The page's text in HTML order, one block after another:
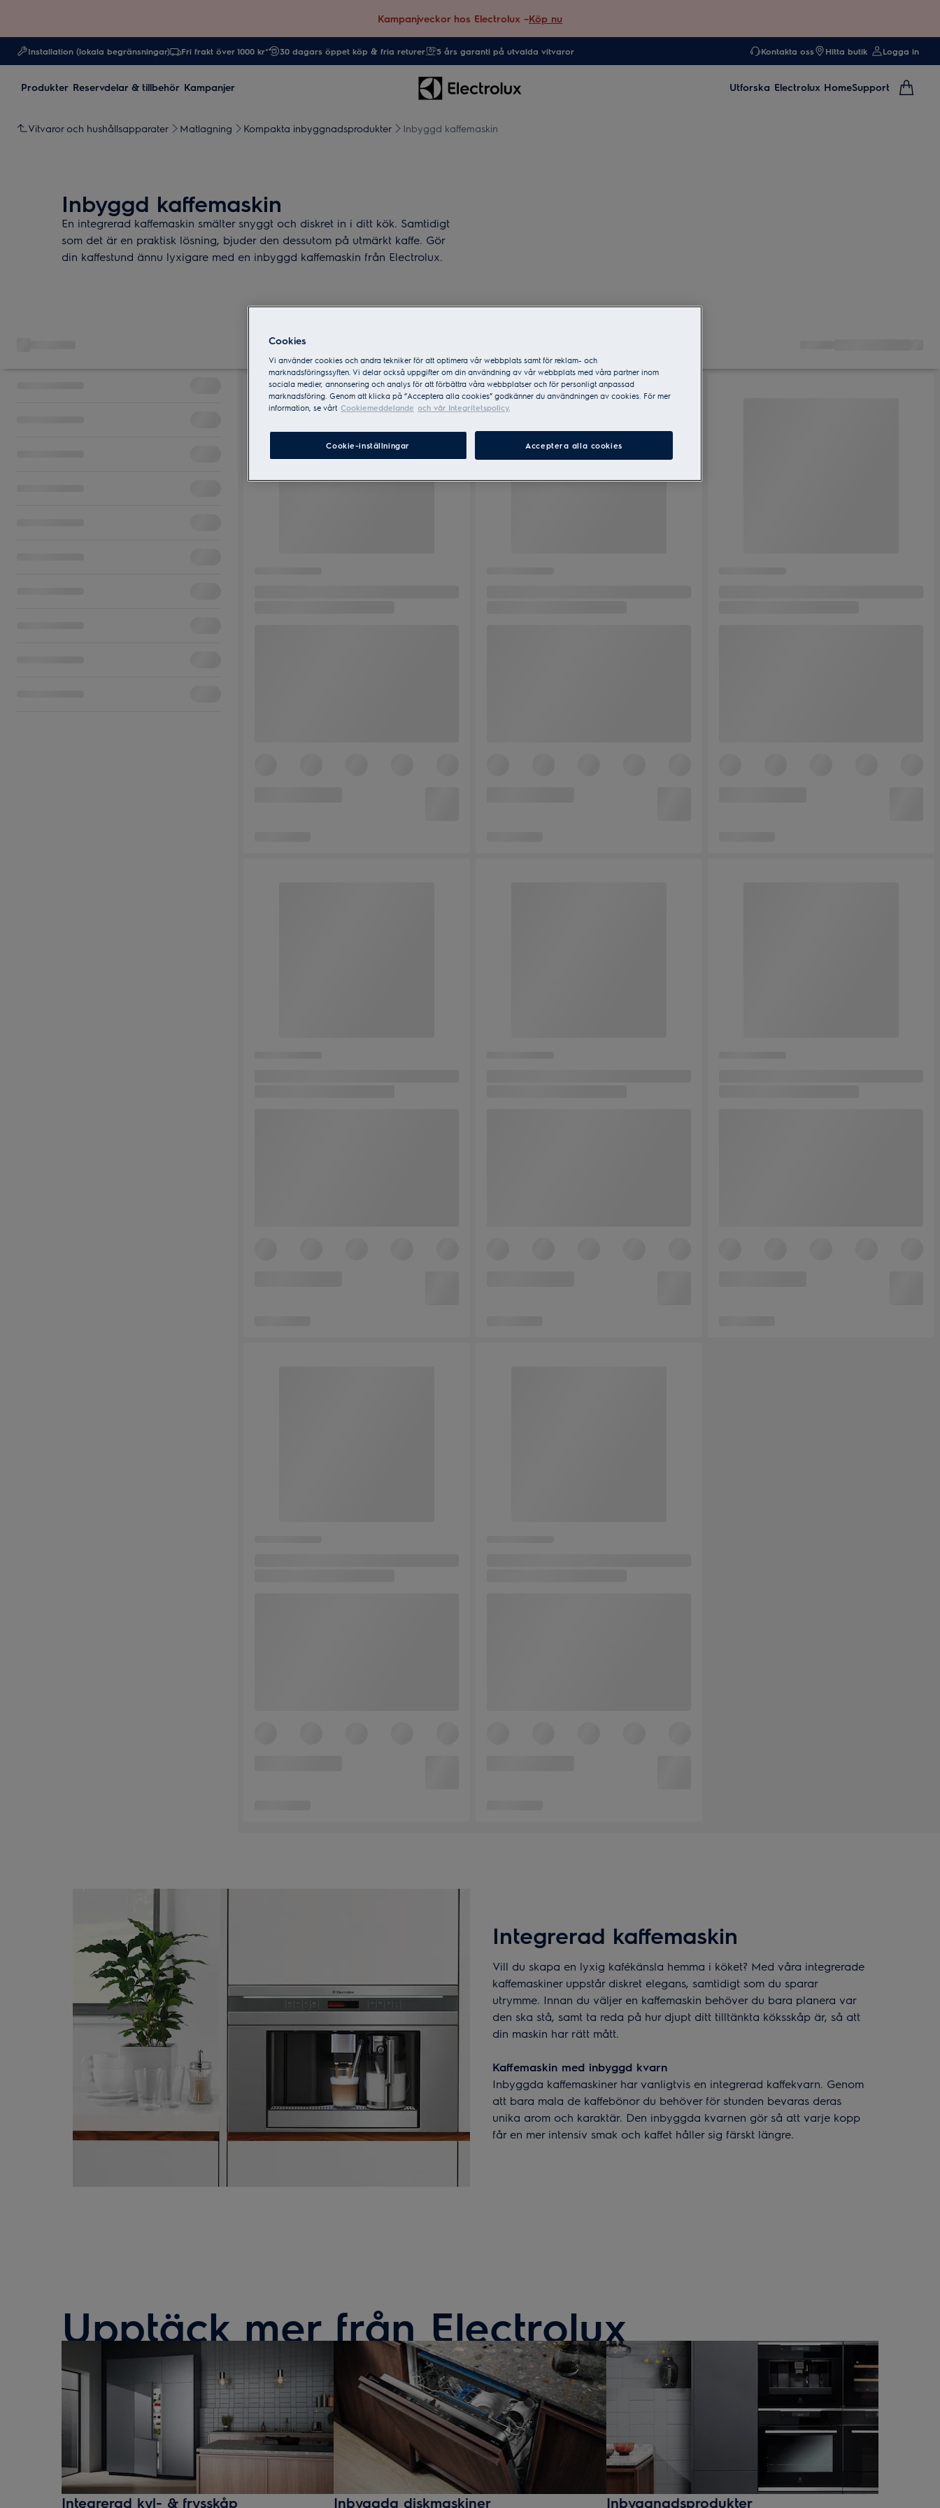
Kampanjveckor hos Electrolux –Köp nu
Installation (lokala begränsningar) Fri frakt över 1000 kr* 30 dagars öppet köp & fria returer 5 års garanti på utvalda vitvaror Kontakta oss Hitta butik Logga in
Produkter Reservdelar & tillbehör Kampanjer Utforska Electrolux HomeSupport
Vitvaror och hushållsapparater Matlagning Kompakta inbyggnadsprodukter Inbyggd kaffemaskin
Inbyggd kaffemaskin
En integrerad kaffemaskin smälter snyggt och diskret in i ditt kök. Samtidigt
som det är en praktisk lösning, bjuder den dessutom på utmärkt kaffe. Gör
din kaffestund ännu lyxigare med en inbyggd kaffemaskin från Electrolux.
Integrerad kaffemaskin
Vill du skapa en lyxig kafékänsla hemma i köket? Med våra integrerade
kaffemaskiner uppstår diskret elegans, samtidigt som du sparar
utrymme. Innan du väljer en kaffemaskin behöver du bara planera var
den ska stå, samt ta reda på hur djupt ditt tilltänkta köksskåp är, så att
din maskin har rätt mått.
Kaffemaskin med inbyggd kvarn
Inbyggda kaffemaskiner har vanligtvis en integrerad kaffekvarn. Genom
att bara mala de kaffebönor du behöver för stunden bevaras deras
unika arom och karaktär. Den inbyggda kvarnen gör så att varje kopp
får en mer intensiv smak och kaffet håller sig färskt längre.
Upptäck mer från Electrolux
Integrerad kyl- & frysskåp Inbyggda diskmaskiner Inbyggnadsprodukter
Cookies
Vi använder cookies och andra tekniker för att optimera vår webbplats samt för reklam- och
marknadsföringssyften. Vi delar också uppgifter om din användning av vår webbplats med våra partner inom
sociala medier, annonsering och analys för att förbättra våra webbplatser och för personligt anpassad
marknadsföring. Genom att klicka på ”Acceptera alla cookies” godkänner du användningen av cookies. För mer
information, se vårt Cookiemeddelande och vår Integritetspolicy.
Cookie-inställningar Acceptera alla cookies